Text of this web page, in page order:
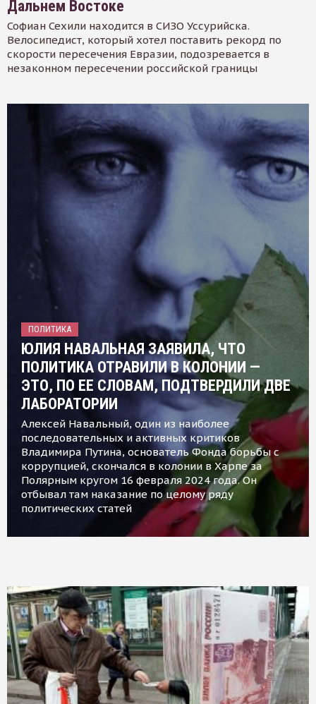
Дальнем Востоке
Софиан Сехили находится в СИЗО Уссурийска.
Велосипедист, который хотел поставить рекорд по
скорости пересечения Евразии, подозревается в
незаконном пересечении российской границы
ПОЛИТИКА
ЮЛИЯ НАВАЛЬНАЯ ЗАЯВИЛА, ЧТО
ПОЛИТИКА ОТРАВИЛИ В КОЛОНИИ —
ЭТО, ПО ЕЕ СЛОВАМ, ПОДТВЕРДИЛИ ДВЕ
ЛАБОРАТОРИИ
Алексей Навальный, один из наиболее
последовательных и активных критиков
Владимира Путина, основатель Фонда борьбы с
коррупцией, скончался в колонии в Харпе за
Полярным кругом 16 февраля 2024 года. Он
отбывал там наказание по целому ряду
политических статей